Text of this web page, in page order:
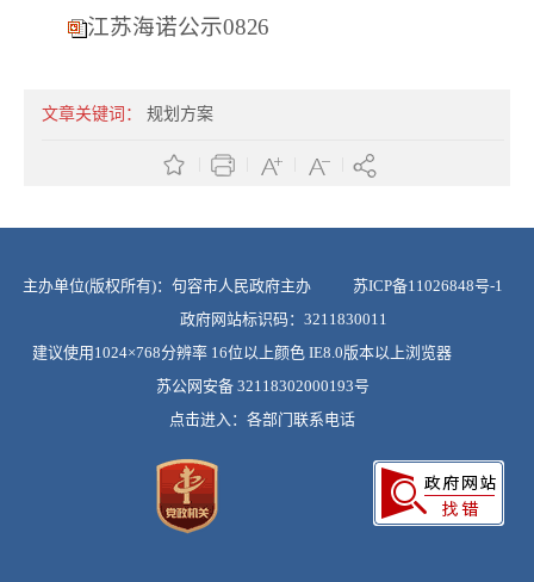
江苏海诺公示0826
文章关键词： 规划方案
主办单位(版权所有)：句容市人民政府主办 苏ICP备11026848号-1
政府网站标识码：3211830011
建议使用1024×768分辨率 16位以上颜色 IE8.0版本以上浏览器
苏公网安备 32118302000193号
点击进入： 各部门联系电话